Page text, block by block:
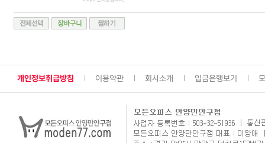
개인정보취급방침 이용약관 회사소개 입금은행보기